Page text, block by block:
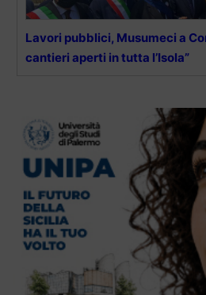
Lavori pubblici, Musumeci a
cantieri aperti in tutta l’Isola”